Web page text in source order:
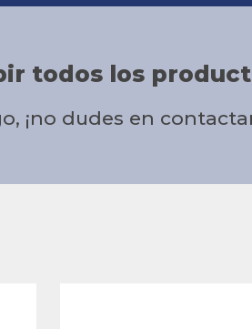
todos los
¡no dudes en